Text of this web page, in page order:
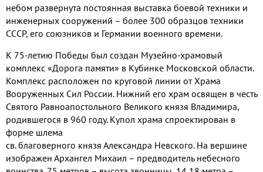
небом развернута постоянная выставка боевой техники и
инженерных сооружений – более 300 образцов техники
СССР, его союзников и Германии военного времени.
К 75-летию Победы был создан Музейно-храмовый
комплекс «Дорога памяти» в Кубинке Московской области.
Комплекс расположен по круговой линии от Храма
Вооруженных Сил России. Нижний его храм освящен в честь
Святого Равноапостольного Великого князя Владимира,
родившегося в 960 году. Купол храма спроектирован в
форме шлема
св. благоверного князя Александра Невского. На вершине
изображен Архангел Михаил – предводитель небесного